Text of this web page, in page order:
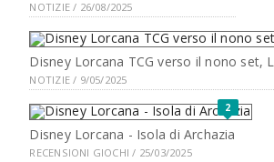
NOTIZIE / 26/08/2025
Disney Lorcana TCG verso il nono set,
NOTIZIE / 9/05/2025
2
Disney Lorcana - Isola di Archazia
RECENSIONI GIOCHI / 25/03/2025